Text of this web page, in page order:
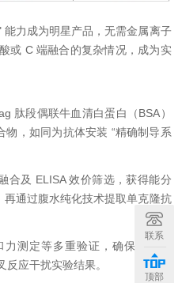
力成为明星产品，无需金属离子
或 C 端融合的复杂情况，成为实
肽段偶联牛血清白蛋白（BSA）
，如同为抗体安装 “精确制导系
合及 ELISA 效价筛选，获得能分
通过腹水纯化技术提取单克隆抗
力测定等多重验证，确保抗体对
应干扰实验结果。
联系
顶部